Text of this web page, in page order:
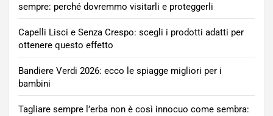
sempre: perché dovremmo visitarli e proteggerli
Capelli Lisci e Senza Crespo: scegli i prodotti adatti per
ottenere questo effetto
Bandiere Verdi 2026: ecco le spiagge migliori per i
bambini
Tagliare sempre l’erba non è così innocuo come sembra: